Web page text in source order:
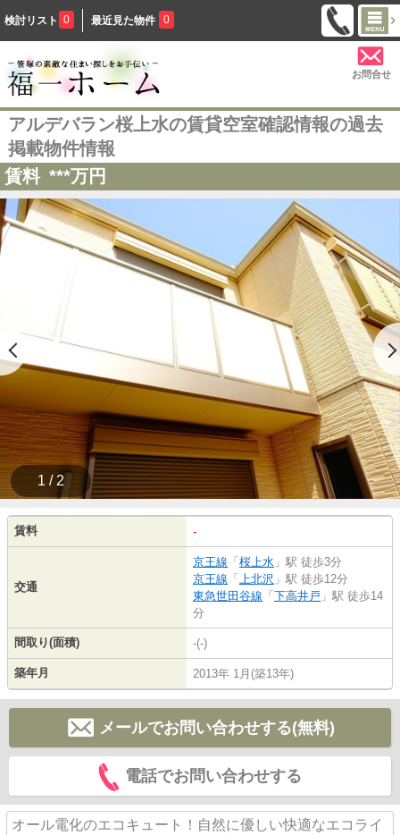
検討リスト 0 最近見た物件 0
お問合せ
アルデバラン桜上水の賃貸空室確認情報の過去
掲載物件情報
賃料 ***万円
1 / 2
賃料 -
交通
京王線 「 桜上水 」駅 徒歩3分
京王線 「 上北沢 」駅 徒歩12分
東急世田谷線 「 下高井戸 」駅 徒歩14
分
間取り(面積) -(-)
築年月 2013年 1月(築13年)
メールでお問い合わせする(無料)
電話でお問い合わせする
オール電化のエコキュート！自然に優しい快適なエコライ